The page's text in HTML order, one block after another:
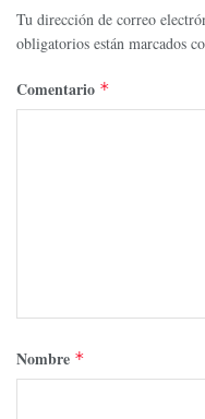
Tu dirección de correo
obligatorios están marcados
Comentario *
Nombre *